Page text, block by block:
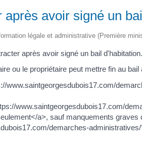
après avoir signé un
légale et administrative (Première
après avoir signé un bail d'habitation.
ou le propriétaire peut mettre fin au
www.saintgeorgesdubois17.com/
www.saintgeorgesdubois17.com/
a>, sauf manquements graves
demarches-